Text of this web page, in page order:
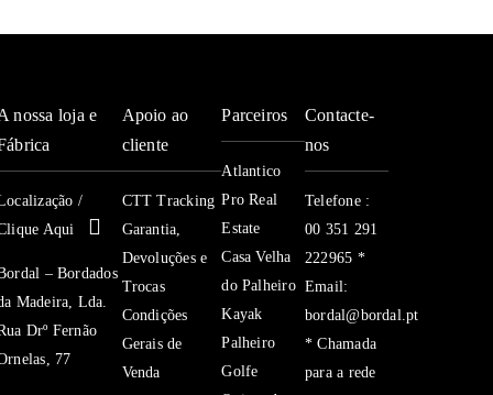
nossa loja e
/
Aqui
– Bordados
Madeira, Lda.
Drº Fernão
77
Apoio ao
cliente
CTT Tracking
Garantia,
Devoluções e
Trocas
Condições
Gerais de
Venda
Parceiros
Atlantico
Pro Real
Estate
Casa Velha
do Palheiro
Kayak
Palheiro
Golfe
Contacte-
nos
Telefone :
00 351 291
222965 *
Email:
bordal@bordal.pt
* Chamada
para a rede